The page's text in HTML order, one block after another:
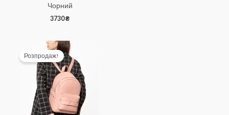
Чорний
3730₴
Розпродаж!